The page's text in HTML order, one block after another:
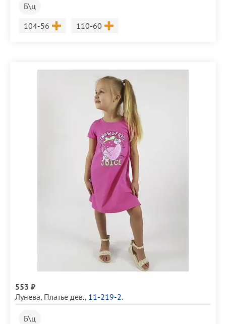
Б\ц
Размер
104-56 Размер
110-60
553 ₽
Лунева, Платье дев., 11-219-2.
Б\ц